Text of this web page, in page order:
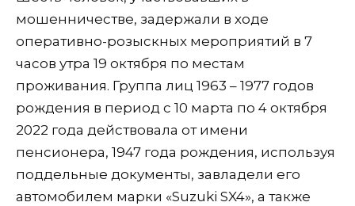
мошенничестве, задержали в ходе
оперативно-розыскных мероприятий в 7
часов утра 19 октября по местам
проживания. Группа лиц 1963 – 1977 годов
рождения в период с 10 марта по 4 октября
2022 года действовала от имени
пенсионера, 1947 года рождения, используя
поддельные документы, завладели его
автомобилем марки «Suzuki SX4», а также